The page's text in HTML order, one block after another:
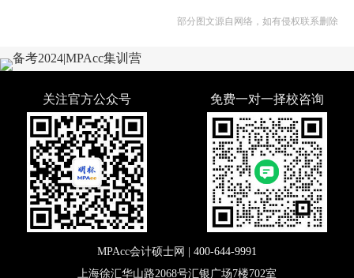
部分图文源自网络，如有侵权联系删除
关注官方公众号 免费一对一择校咨询
MPAcc会计硕士网 | 400-644-9991
上海徐汇华山路2068号汇银广场7楼702室